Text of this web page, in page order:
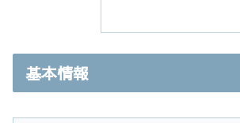
基本情報